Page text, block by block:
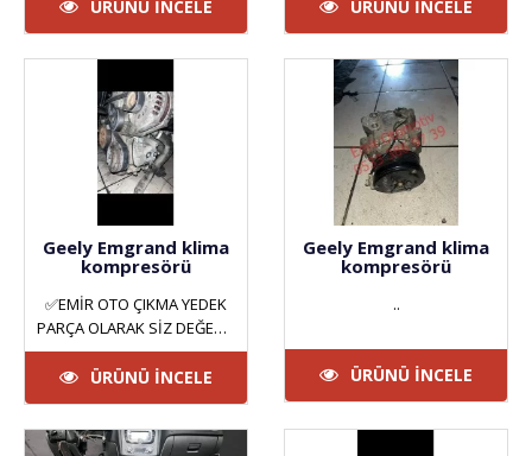
VERMEKTEYİZ. ANKARA
YILDIZ SAN..
ÜRÜNÜ İNCELE
VERMEKTEYİZ. ANKARA
YILDIZ SAN..
ÜRÜNÜ İNCELE
Geely Emgrand klima
kompresörü
✅EMİR OTO ÇIKMA YEDEK
PARÇA OLARAK SİZ DEĞERLİ
MÜŞTERİLERİMİZE HİZMET
VERMEKTEYİZ. ANKARA
YILDIZ SAN..
ÜRÜNÜ İNCELE
Geely Emgrand klima
kompresörü
..
ÜRÜNÜ İNCELE